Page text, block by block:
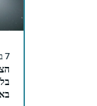
7 באוגוסט 2026